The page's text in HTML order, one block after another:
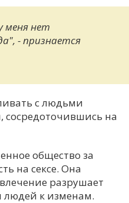
меня нет
- признается
с людьми
сосредоточившись на
общество за
на сексе. Она
разрушает
людей к изменам.